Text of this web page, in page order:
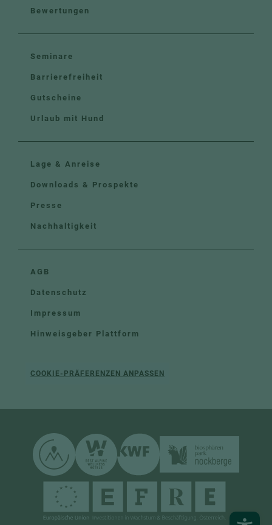
Bewertungen
Seminare
Barrierefreiheit
Gutscheine
Urlaub mit Hund
Lage & Anreise
Downloads & Prospekte
Presse
Nachhaltigkeit
AGB
Datenschutz
Impressum
Hinweisgeber Plattform
COOKIE-PRÄFERENZEN ANPASSEN